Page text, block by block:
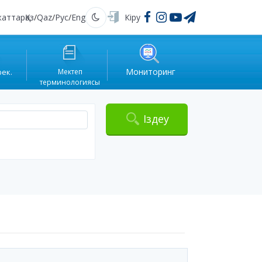
Қаз/Qaz/Рус/Eng Қараңғы Кіру
Мектеп
терминологиясы
Мониторинг
Іздеу